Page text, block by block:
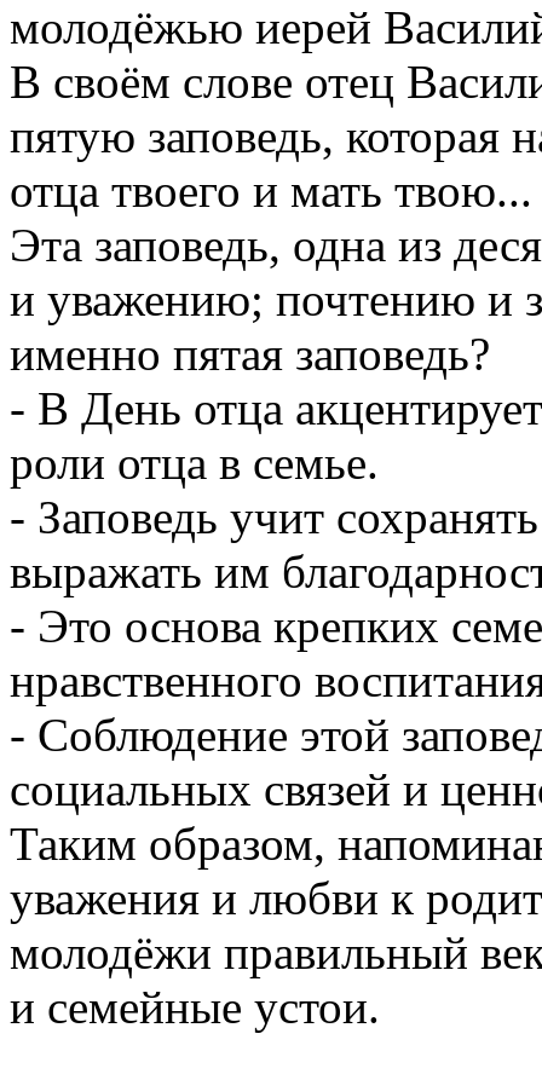
молодёжью иерей
В своём слове отец
пятую заповедь, которая
отца твоего и мать
Эта заповедь, одна из
и уважению; почтению и
именно пятая заповедь?
- В День отца
роли отца в семье.
- Заповедь учит
выражать им
- Это основа крепких
нравственного
- Соблюдение этой
социальных связей и
Таким образом,
уважения и любви к
молодёжи правильный
и семейные устои.